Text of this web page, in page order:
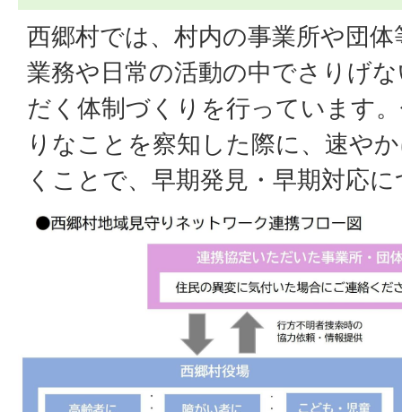
西郷村では、村内の事業所や団
業務や日常の活動の中でさりげ
だく体制づくりを行っています
りなことを察知した際に、速や
くことで、早期発見・早期対応